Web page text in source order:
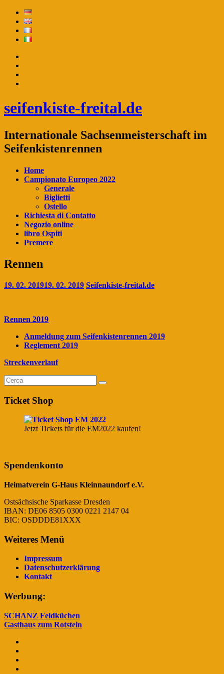
seifenkiste-freital.de
Internationale Sachsenmeisterschaft im
Seifenkistenrennen
Home
Campionato Europeo 2022
Generale
Biglietti
Ostello
Richiesta di Contatto
Negozio online
libro Ospiti
Premere
Rennen
19. 02. 201919. 02. 2019 Seifenkiste-freital.de
Rennen 2019
Anmeldung zum Seifenkistenrennen 2019
Reglement 2019
Streckenverlauf
Ticket Shop
Jetzt Tickets für die EM2022 kaufen!
Spendenkonto
Heimatverein G-Haus Kleinnaundorf e.V.
Ostsächsische Sparkasse Dresden
IBAN: DE06 8505 0300 0221 2147 04
BIC: OSDDDE81XXX
Weiteres Menü
Impressum
Datenschutzerklärung
Kontakt
Werbung:
SCHANZ Feldküchen
Gasthaus zum Rotstein